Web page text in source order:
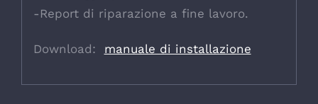
-Report di riparazione a fine lavoro.
Download: manuale di installazione